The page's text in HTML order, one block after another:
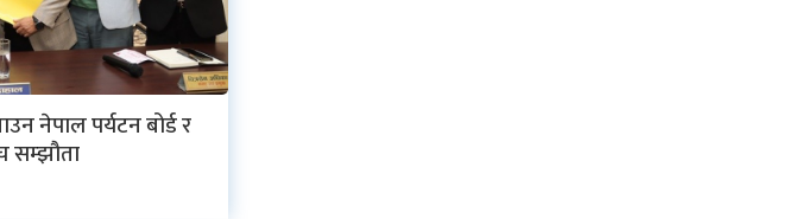
नेपाल पर्यटन बोर्ड र
सम्झौता